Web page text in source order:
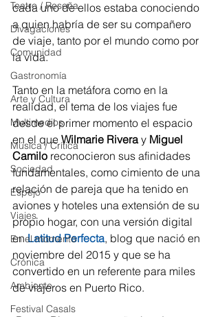
Teatro / Reseña
Divagaciones
Comunidad
Gastronomía
Arte y Cultura
Multimedios
Música / Crítica
Sociedad
Espejo
Viajes
En el momento
Crónica
Ambiente
Festival Casals
cada uno de ellos estaba conociendo
a quien habría de ser su compañero
de viaje, tanto por el mundo como por
la vida.
Tanto en la metáfora como en la
realidad, el tema de los viajes fue
desde el primer momento el espacio
en el que Wilmarie Rivera y Miguel
Camilo reconocieron sus afinidades
fundamentales, como cimiento de una
relación de pareja que ha tenido en
aviones y hoteles una extensión de su
propio hogar, con una versión digital
en Latitud Perfecta, blog que nació en
noviembre del 2015 y que se ha
convertido en un referente para miles
de viajeros en Puerto Rico.